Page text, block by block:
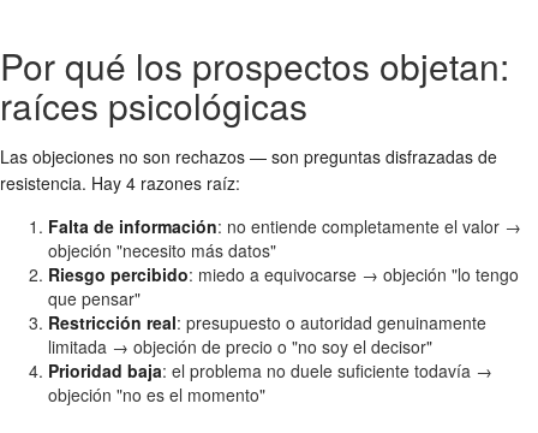
Por qué los prospectos objetan:
raíces psicológicas
Las objeciones no son rechazos — son preguntas disfrazadas de
resistencia. Hay 4 razones raíz:
Falta de información: no entiende completamente el valor →
objeción "necesito más datos"
Riesgo percibido: miedo a equivocarse → objeción "lo tengo
que pensar"
Restricción real: presupuesto o autoridad genuinamente
limitada → objeción de precio o "no soy el decisor"
Prioridad baja: el problema no duele suficiente todavía →
objeción "no es el momento"